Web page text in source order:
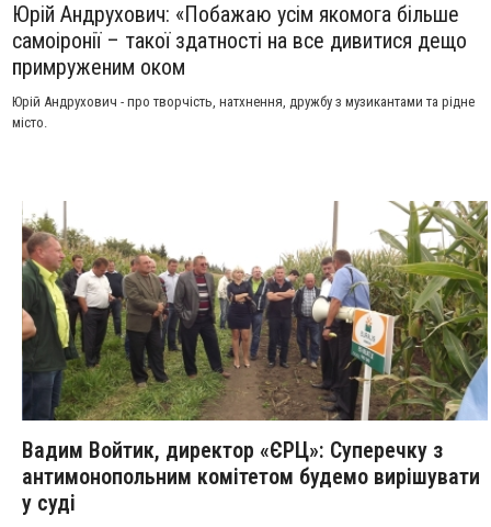
Юрій Андрухович: «Побажаю усім якомога більше
самоіронії – такої здатності на все дивитися дещо
примруженим оком
Юрій Андрухович - про творчість, натхнення, дружбу з музикантами та рідне
місто.
Вадим Войтик, директор «ЄРЦ»: Суперечку з
антимонопольним комітетом будемо вирішувати
у суді